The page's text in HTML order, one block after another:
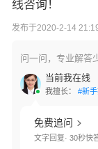
线咨询！
发布于2020-2-14
问一问，专业解答
当前我在线
我擅长： #新
免费追问
文字回复· 30秒快